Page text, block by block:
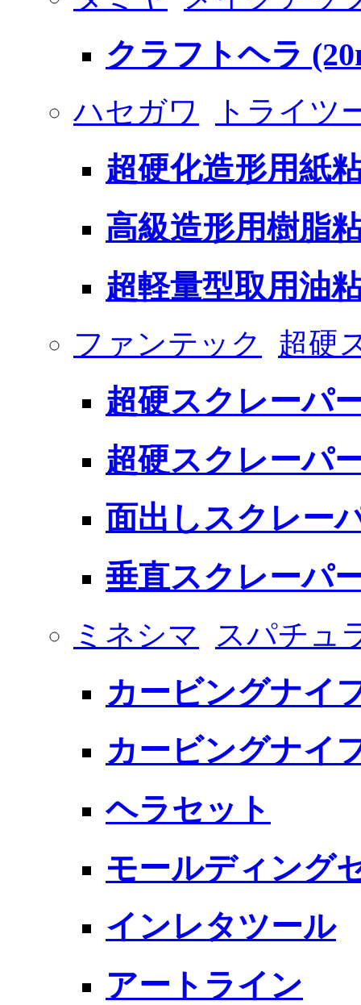
クラフトヘラ
ハセガワ トライツ
超硬化造形用紙
高級造形用樹脂
超軽量型取用油
ファンテック 超硬
超硬スクレーパ
超硬スクレーパ
面出しスクレー
垂直スクレーパ
ミネシマ スパチュ
カービングナイ
カービングナイ
ヘラセット
モールディング
インレタツール
アートライン